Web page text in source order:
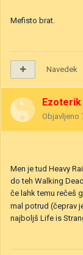
Mefisto brat.
Navedek
Ezoterik
Objavljeno
Men je tud Heavy
do teh Walking
če lahk temu rečeš
mal potrud (čeprav
najboljš Life is